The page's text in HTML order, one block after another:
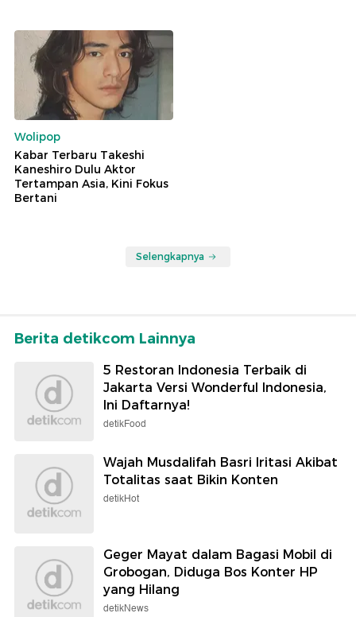
Wolipop
Kabar Terbaru Takeshi
Kaneshiro Dulu Aktor
Tertampan Asia, Kini Fokus
Bertani
Selengkapnya
Berita detikcom Lainnya
5 Restoran Indonesia Terbaik di
Jakarta Versi Wonderful Indonesia,
Ini Daftarnya!
detikFood
Wajah Musdalifah Basri Iritasi Akibat
Totalitas saat Bikin Konten
detikHot
Geger Mayat dalam Bagasi Mobil di
Grobogan, Diduga Bos Konter HP
yang Hilang
detikNews